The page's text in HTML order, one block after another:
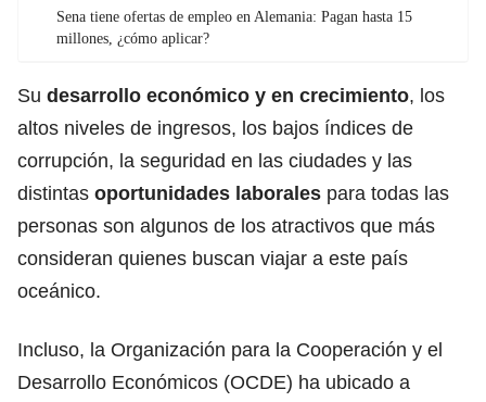
Sena tiene ofertas de empleo en Alemania: Pagan hasta 15
millones, ¿cómo aplicar?
Su desarrollo económico y en crecimiento, los
altos niveles de ingresos, los bajos índices de
corrupción, la seguridad en las ciudades y las
distintas oportunidades laborales para todas las
personas son algunos de los atractivos que más
consideran quienes buscan viajar a este país
oceánico.
Incluso, la Organización para la Cooperación y el
Desarrollo Económicos (OCDE) ha ubicado a